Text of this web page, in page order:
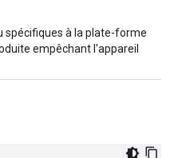
spécifiques à la plate-forme
empêchant l'appareil